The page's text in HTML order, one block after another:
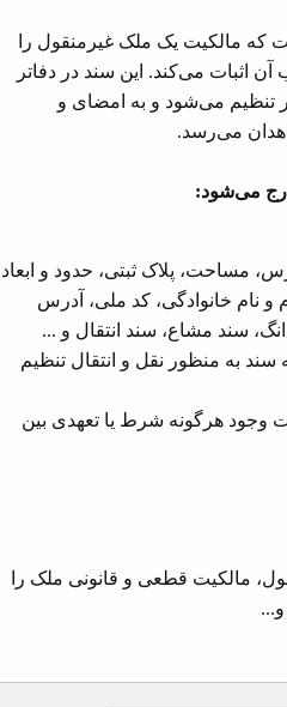
مالکیت یک ملک غیرمنقول را
اثبات می‌کند. این سند در دفاتر
تنظیم می‌شود و به امضای و
می‌رسد.
می‌شود:
مساحت، پلاک ثبتی، حدود و ابعاد
و نام خانوادگی، کد ملی، آدرس
سند مشاع، سند انتقال و ...
به منظور نقل و انتقال تنظیم
وجود هرگونه شرط یا تعهدی بین
مالکیت قطعی و قانونی ملک را